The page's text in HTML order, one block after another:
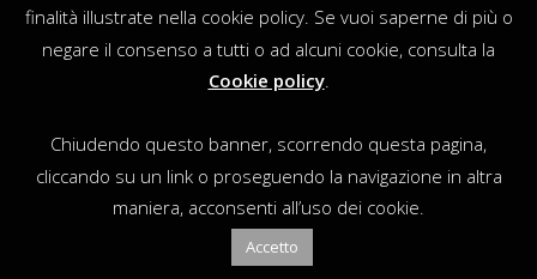
E-mail
consorzio@traitdunion.org
consorziotraitdunion@legalmail.it
finalità illustrate nella cookie policy. Se vuoi saperne di più o
negare il consenso a tutti o ad alcuni cookie, consulta la
Cookie policy.
Chiudendo questo banner, scorrendo questa pagina,
cliccando su un link o proseguendo la navigazione in altra
maniera, acconsenti all’uso dei cookie.
Accetto